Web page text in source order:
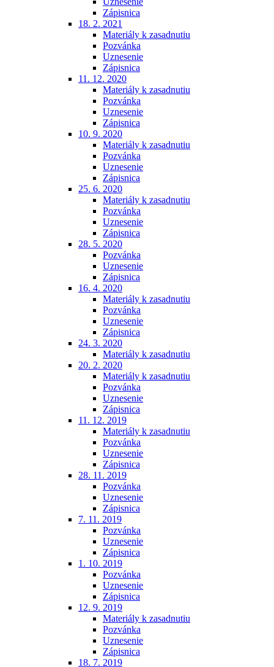
Zápisnica
18. 2. 2021
Materiály k zasadnutiu
Pozvánka
Uznesenie
Zápisnica
11. 12. 2020
Materiály k zasadnutiu
Pozvánka
Uznesenie
Zápisnica
10. 9. 2020
Materiály k zasadnutiu
Pozvánka
Uznesenie
Zápisnica
25. 6. 2020
Materiály k zasadnutiu
Pozvánka
Uznesenie
Zápisnica
28. 5. 2020
Pozvánka
Uznesenie
Zápisnica
16. 4. 2020
Materiály k zasadnutiu
Pozvánka
Uznesenie
Zápisnica
24. 3. 2020
Materiály k zasadnutiu
20. 2. 2020
Materiály k zasadnutiu
Pozvánka
Uznesenie
Zápisnica
11. 12. 2019
Materiály k zasadnutiu
Pozvánka
Uznesenie
Zápisnica
28. 11. 2019
Pozvánka
Uznesenie
Zápisnica
7. 11. 2019
Pozvánka
Uznesenie
Zápisnica
1. 10. 2019
Pozvánka
Uznesenie
Zápisnica
12. 9. 2019
Materiály k zasadnutiu
Pozvánka
Uznesenie
Zápisnica
18. 7. 2019